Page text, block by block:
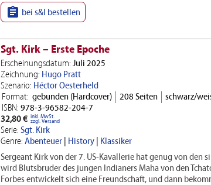
 bei s&l bestellen
Sgt. Kirk – Erste Epoche
Erscheinungsdatum: Juli 2025
Zeichnung: Hugo Pratt
Szenario: Héctor Oesterheld
Format: gebunden (Hardcover) 208 Seiten
schwarz/
ISBN: 978-3-96582-204-7
32,80 € inkl. MwSt.
zzgl. Versand
Serie: Sgt. Kirk
Genre: Abenteuer History
Klassiker
Sergeant Kirk von der 7. US-Kavallerie hat genug von den
wird Blutsbruder des jungen Indianers Maha von den
Forbes entwickelt sich eine Freundschaft, und dann